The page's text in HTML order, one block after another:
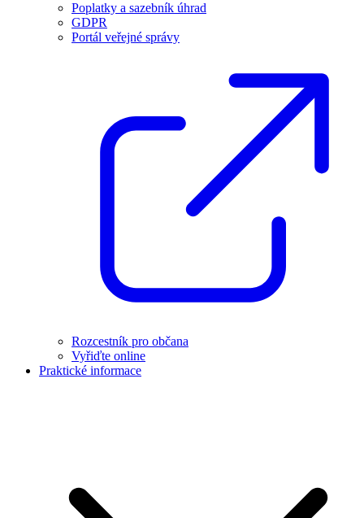
Poplatky a sazebník úhrad
GDPR
Portál veřejné správy
Rozcestník pro občana
Vyřiďte online
Praktické informace